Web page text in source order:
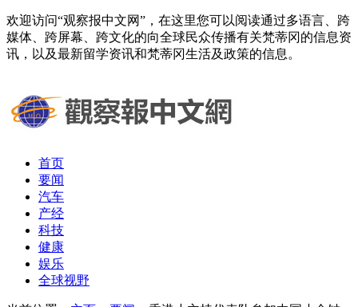
欢迎访问“观察报中文网”，在这里您可以阅读通过多语言、跨
媒体、跨屏幕、跨文化的向全球民众传播有关梵蒂冈的信息资
讯，以及最新留学资讯和梵蒂冈生活及政策的信息。
首页
要闻
汽车
产经
科技
健康
娱乐
全球视野